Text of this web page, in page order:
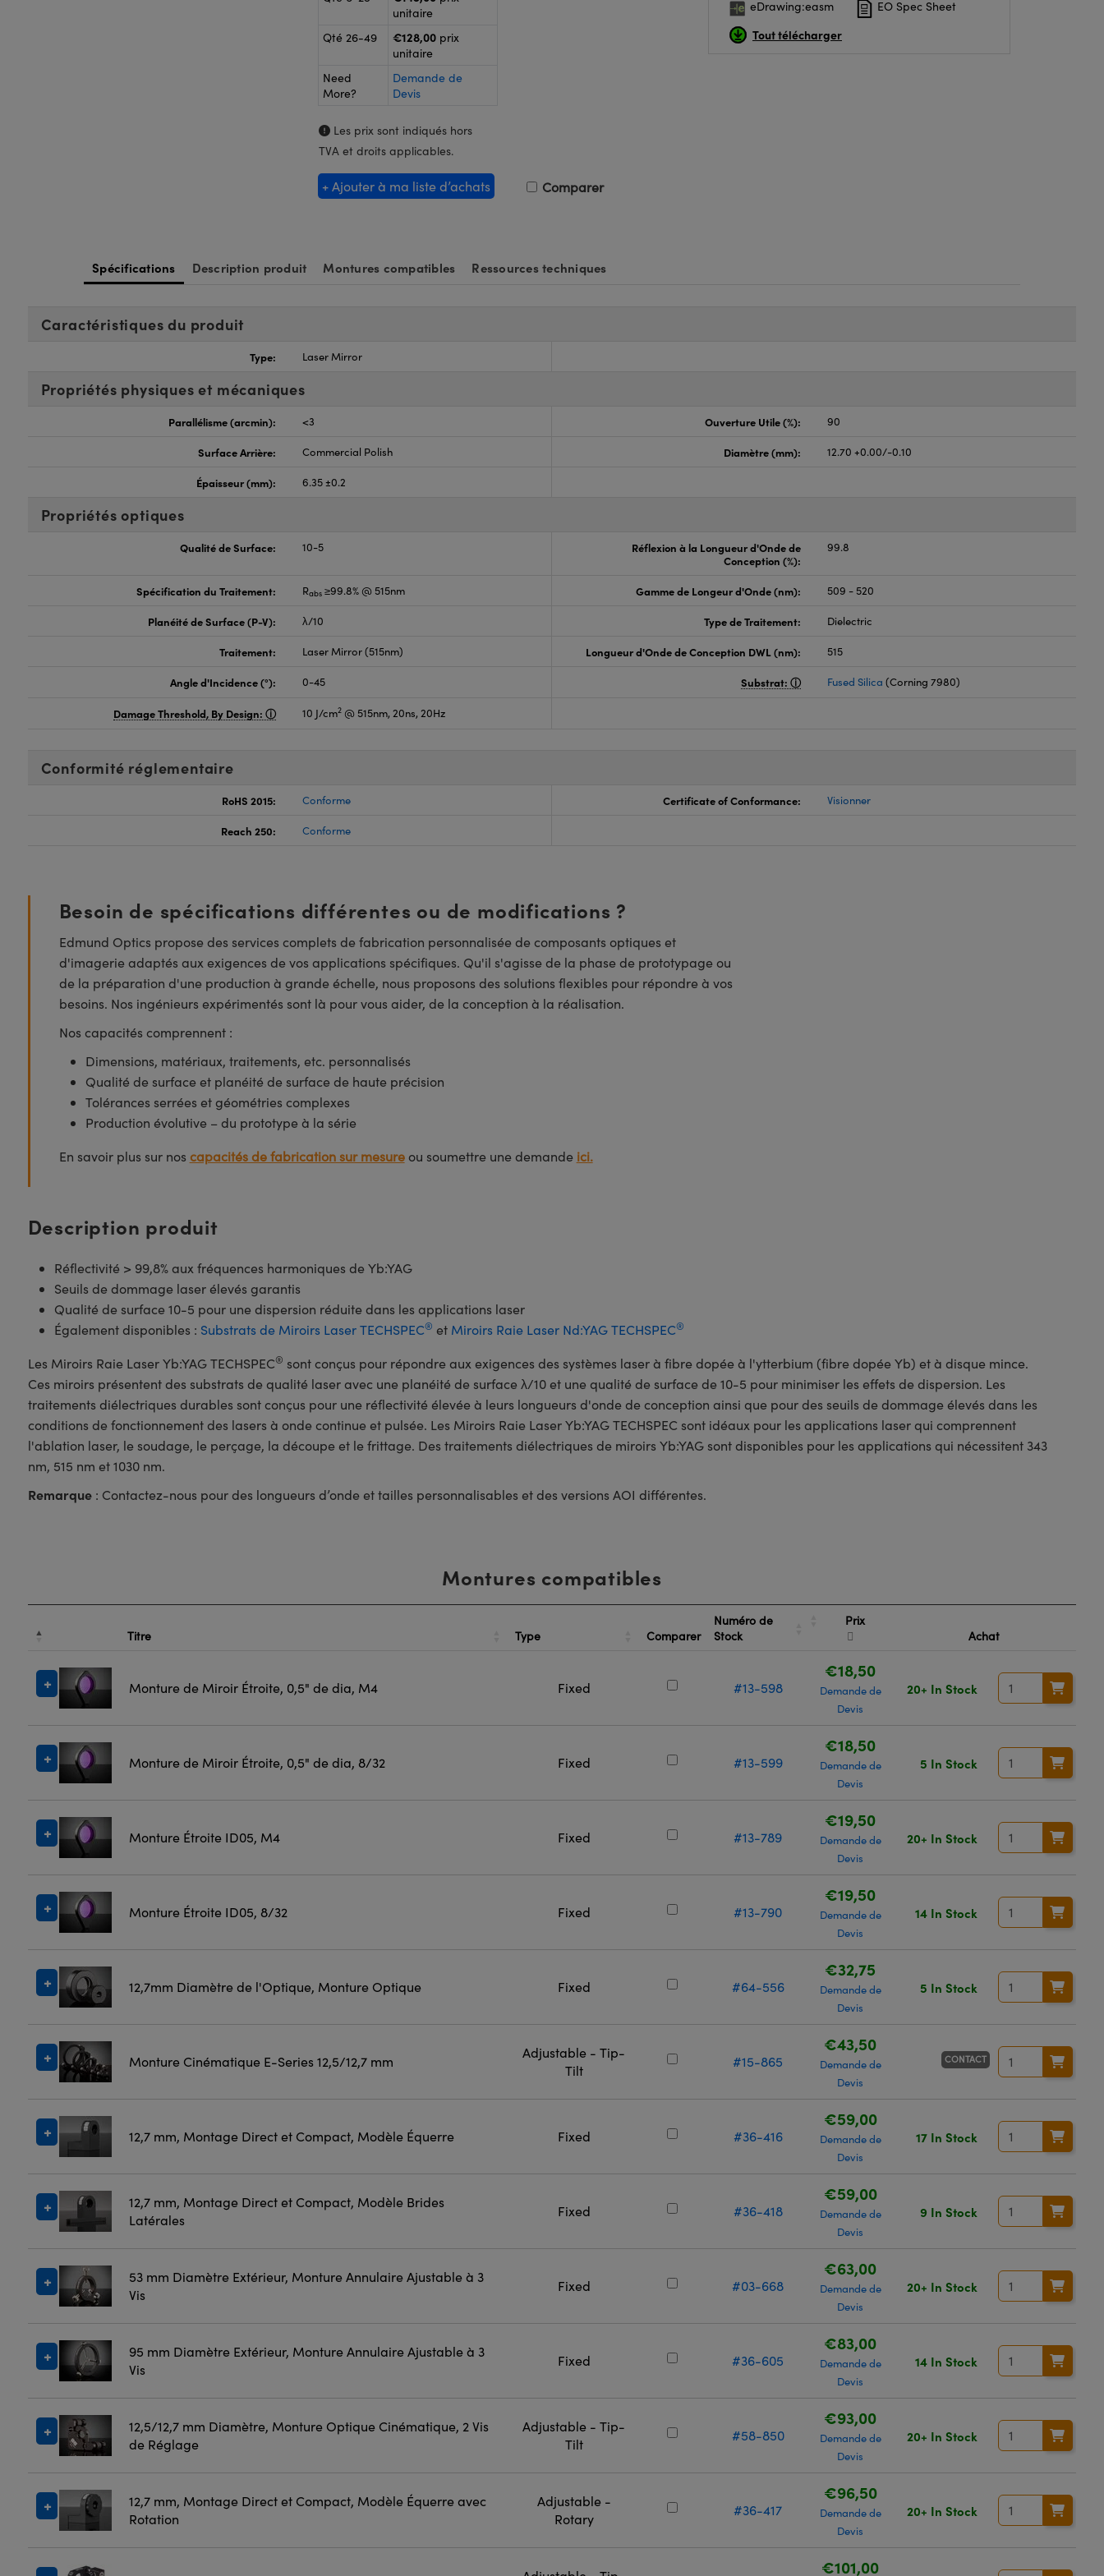
unitaire
Qté 26-49
€128,00 prix
unitaire
Need
More?
Demande de
Devis
Les prix sont indiqués hors
TVA et droits applicables.
+ Ajouter à ma liste d’achats Comparer
eDrawing:easm
EO Spec Sheet
Tout télécharger
Spécifications Description produit Montures compatibles Ressources techniques
Caractéristiques du produit
Type: Laser Mirror
Propriétés physiques et mécaniques
Parallélisme (arcmin): <3 Ouverture Utile (%): 90
Surface Arrière: Commercial Polish Diamètre (mm): 12.70 +0.00/-0.10
Épaisseur (mm): 6.35 ±0.2
Propriétés optiques
Qualité de Surface: 10-5
Réflexion à la Longueur d'Onde de
Conception (%):
99.8
Spécification du Traitement: Rabs ≥99.8% @ 515nm Gamme de Longeur d'Onde (nm): 509 - 520
Planéité de Surface (P-V): λ/10 Type de Traitement: Dielectric
Traitement: Laser Mirror (515nm) Longueur d'Onde de Conception DWL (nm): 515
Angle d'Incidence (°): 0-45 Substrat: Fused Silica (Corning 7980)
Damage Threshold, By Design: 10 J/cm2 @ 515nm, 20ns, 20Hz
Conformité réglementaire
RoHS 2015: Conforme Certificate of Conformance: Visionner
Reach 250: Conforme
Besoin de spécifications différentes ou de modifications ?
Edmund Optics propose des services complets de fabrication personnalisée de composants optiques et
d'imagerie adaptés aux exigences de vos applications spécifiques. Qu'il s'agisse de la phase de prototypage ou
de la préparation d'une production à grande échelle, nous proposons des solutions flexibles pour répondre à vos
besoins. Nos ingénieurs expérimentés sont là pour vous aider, de la conception à la réalisation.
Nos capacités comprennent :
Dimensions, matériaux, traitements, etc. personnalisés
Qualité de surface et planéité de surface de haute précision
Tolérances serrées et géométries complexes
Production évolutive – du prototype à la série
En savoir plus sur nos capacités de fabrication sur mesureou soumettre une demande ici.
Description produit
Réflectivité > 99,8% aux fréquences harmoniques de Yb:YAG
Seuils de dommage laser élevés garantis
Qualité de surface 10-5 pour une dispersion réduite dans les applications laser
Également disponibles : Substrats de Miroirs Laser TECHSPEC® et Miroirs Raie Laser Nd:YAG TECHSPEC®
Les Miroirs Raie Laser Yb:YAG TECHSPEC® sont conçus pour répondre aux exigences des systèmes laser à fibre dopée à l'ytterbium (fibre dopée Yb) et à disque mince.
Ces miroirs présentent des substrats de qualité laser avec une planéité de surface λ/10 et une qualité de surface de 10-5 pour minimiser les effets de dispersion. Les
traitements diélectriques durables sont conçus pour une réflectivité élevée à leurs longueurs d'onde de conception ainsi que pour des seuils de dommage élevés dans les
conditions de fonctionnement des lasers à onde continue et pulsée. Les Miroirs Raie Laser Yb:YAG TECHSPEC sont idéaux pour les applications laser qui comprennent
l'ablation laser, le soudage, le perçage, la découpe et le frittage. Des traitements diélectriques de miroirs Yb:YAG sont disponibles pour les applications qui nécessitent 343
nm, 515 nm et 1030 nm.
Remarque : Contactez-nous pour des longueurs d’onde et tailles personnalisables et des versions AOI différentes.
Montures compatibles
Titre Type Comparer
Numéro de
Stock
Prix
Achat
Monture de Miroir Étroite, 0,5" de dia, M4 Fixed #13-598
€18,50
Demande de
Devis
20+ In Stock
Monture de Miroir Étroite, 0,5" de dia, 8/32 Fixed #13-599
€18,50
Demande de
Devis
5 In Stock
Monture Étroite ID05, M4 Fixed #13-789
€19,50
Demande de
Devis
20+ In Stock
Monture Étroite ID05, 8/32 Fixed #13-790
€19,50
Demande de
Devis
14 In Stock
12,7mm Diamètre de l'Optique, Monture Optique Fixed #64-556
€32,75
Demande de
Devis
5 In Stock
Monture Cinématique E-Series 12,5/12,7 mm
Adjustable - Tip-
Tilt
#15-865
€43,50
Demande de
Devis
CONTACT
12,7 mm, Montage Direct et Compact, Modèle Équerre Fixed #36-416
€59,00
Demande de
Devis
17 In Stock
12,7 mm, Montage Direct et Compact, Modèle Brides
Latérales
Fixed #36-418
€59,00
Demande de
Devis
9 In Stock
53 mm Diamètre Extérieur, Monture Annulaire Ajustable à 3
Vis
Fixed #03-668
€63,00
Demande de
Devis
20+ In Stock
95 mm Diamètre Extérieur, Monture Annulaire Ajustable à 3
Vis
Fixed #36-605
€83,00
Demande de
Devis
14 In Stock
12,5/12,7 mm Diamètre, Monture Optique Cinématique, 2 Vis
de Réglage
Adjustable - Tip-
Tilt
#58-850
€93,00
Demande de
Devis
20+ In Stock
12,7 mm, Montage Direct et Compact, Modèle Équerre avec
Rotation
Adjustable -
Rotary
#36-417
€96,50
Demande de
Devis
20+ In Stock
€101,00